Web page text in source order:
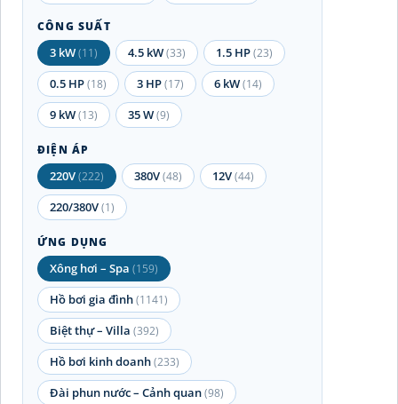
CÔNG SUẤT
3 kW(11) 4.5 kW(33) 1.5 HP(23)
0.5 HP(18) 3 HP(17) 6 kW(14)
9 kW(13) 35 W(9)
ĐIỆN ÁP
220V(222) 380V(48) 12V(44)
220/380V(1)
ỨNG DỤNG
Xông hơi – Spa (159)
Hồ bơi gia đình(1141)
Biệt thự – Villa (392)
Hồ bơi kinh doanh(233)
Đài phun nước – Cảnh quan(98)